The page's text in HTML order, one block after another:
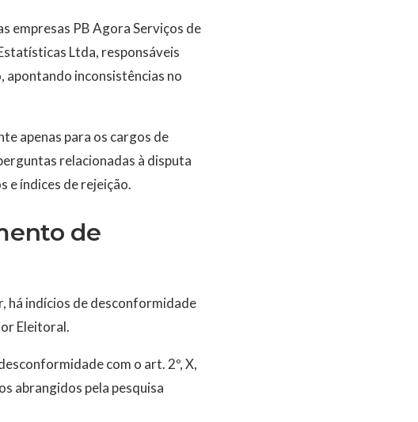
empresas PB Agora Serviços de
Ltda, responsáveis
apontando inconsistências no
apenas para os cargos de
relacionadas à disputa
e índices de rejeição.
de
há indícios de desconformidade
Eleitoral.
com o art. 2º, X,
abrangidos pela pesquisa